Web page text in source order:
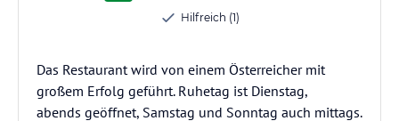
Hilfreich (1)
Das Restaurant wird von einem Österreicher mit
großem Erfolg geführt. Ruhetag ist Dienstag,
abends geöffnet, Samstag und Sonntag auch mittags.